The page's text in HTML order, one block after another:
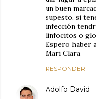
un buen
supesto, si
infección
linfocitos o
Espero haber
Mari Clara
RESPONDER
Adolfo David